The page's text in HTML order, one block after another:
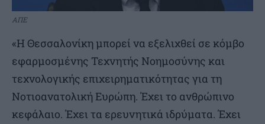
ΑΠΕ
«Η Θεσσαλονίκη μπορεί να εξελιχθεί σε κόμβο
εφαρμοσμένης Τεχνητής Νοημοσύνης και
τεχνολογικής επιχειρηματικότητας για τη
Νοτιοανατολική Ευρώπη. Έχει το ανθρώπινο
κεφάλαιο. Έχει τα ερευνητικά ιδρύματα. Έχει